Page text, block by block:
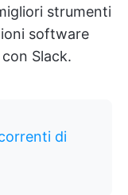
strumenti
software
Slack.
di